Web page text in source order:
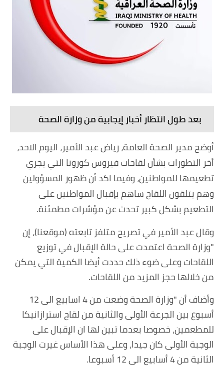
بعد طول انتظار أخبار إيجابية من وزارة الصحة
أوضح مدير الصحة العامة، رياض عبد الأمير، اليوم الاحد،
أخر التطورات بشأن لقاحات فيروس كورونا التي يجري
تطعيمها للمواطنين، وفيما اكد أن ظهور المسؤولين
وهم يتلقون اللقاح ساهم بإقبال المواطنين على
التطعيم بشكل كبير تحدث عن مؤشرات مطمئنة.
وقال عبد الأمير في تصريح متلفز تابعته (موقعنا)، إن
"وزارة الصحة اعتمدت على حالة الإقبال في توزيع
اللقاحات وعلى ضوء ذلك حددت أيضا الكمية التي يمكن
من خلالها حجز المزيد من اللقاحات.
وأضاف أن "وزارة الصحة وضعت من 4 اسابيع الى 12
أسبوع بين الجرعة الأولى والثانية من لقاح استرازانيكا
للمطعمين، خصوصا بعدما تبين لها ان الإقبال على
الوجبة الأولى كان جيدا، وعلى هذا الأساس غيرت الوجبة
الثانية من 4 أسابيع الى 12 أسبوعا.